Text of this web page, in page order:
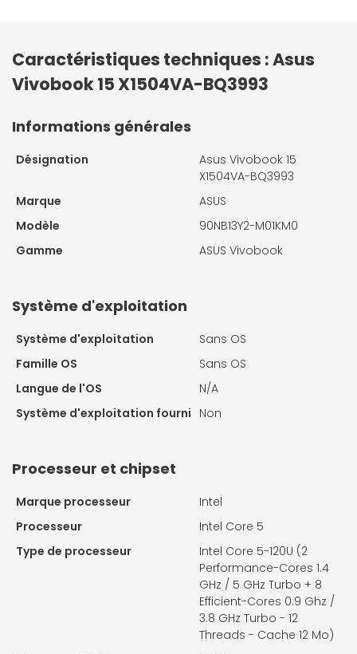
Caractéristiques techniques : Asus
Vivobook 15 X1504VA-BQ3993
Informations générales
Désignation
Asus Vivobook 15
X1504VA-BQ3993
Marque
ASUS
Modèle
90NB13Y2-M01KM0
Gamme
ASUS Vivobook
Système d'exploitation
Système d'exploitation
Sans OS
Famille OS
Sans OS
Langue de l'OS
N/A
Système d'exploitation fourni Non
Processeur et chipset
Marque processeur
Intel
Processeur
Intel Core 5
Type de processeur
Intel Core 5-120U (2
Performance-Cores 1.4
GHz / 5 GHz Turbo + 8
Efficient-Cores 0.9 Ghz /
3.8 GHz Turbo - 12
Threads - Cache 12 Mo)